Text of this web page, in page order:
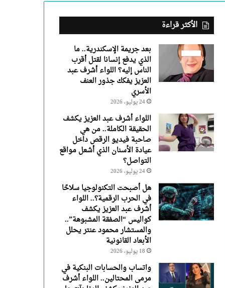
يفكك
جذور
العنف
الأسري
الأكثر قراءة
بعد جريمة الإسكندرية.. ما
الذي يدفع إنسانا لقتل أقرب
الناس إليه؟ اللواء أشرف عبد
العزيز يفكك جذور العنف
الأسري
24 يوليو، 2026
اللواء أشرف عبد العزيز يكشف
الحقيقة الكاملة.. من هي
صاحبة فيديو الرقص داخل
عيادة الأسنان الذي أشعل مواقع
التواصل؟
24 يوليو، 2026
هل أصبحت التكنولوجيا سلاحًا
في الحرب الرقمية؟.. اللواء
أشرف عبد العزيز يكشف
كواليس “الصفقة المشبوهة”..
والمستشار محمود عنتر يحلل
الأبعاد القانونية
18 يوليو، 2026
واتساب والحسابات البنكية في
مرمى المحتالين.. اللواء أشرف